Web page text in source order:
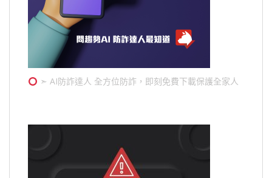
➣ AI防詐達人 全方位防詐，即刻免費下載保護全家人